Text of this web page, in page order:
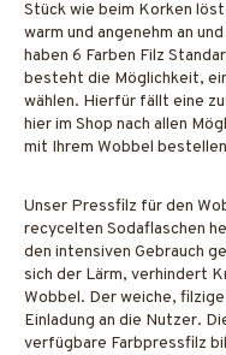
Stück wie beim Korken
warm und angenehm an
haben 6 Farben Filz
besteht die Möglichkeit,
wählen. Hierfür fällt eine
hier im Shop nach allen
mit Ihrem Wobbel
Unser Pressfilz für den
recycelten Sodaflaschen
den intensiven Gebrauch
sich der Lärm, verhindert
Wobbel. Der weiche,
Einladung an die Nutzer.
verfügbare Farbpressfilz